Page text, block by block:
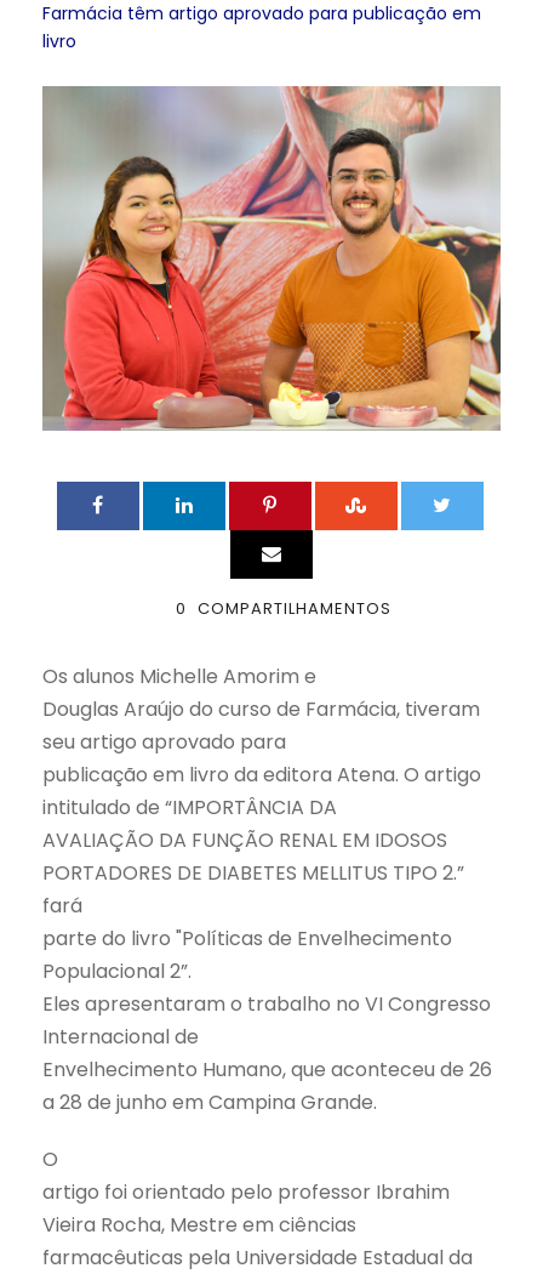
Farmácia têm artigo aprovado para publicação em
livro
0 COMPARTILHAMENTOS
Os alunos Michelle Amorim e
Douglas Araújo do curso de Farmácia, tiveram
seu artigo aprovado para
publicação em livro da editora Atena. O artigo
intitulado de “IMPORTÂNCIA DA
AVALIAÇÃO DA FUNÇÃO RENAL EM IDOSOS
PORTADORES DE DIABETES MELLITUS TIPO 2.”
fará
parte do livro "Políticas de Envelhecimento
Populacional 2”.
Eles apresentaram o trabalho no VI Congresso
Internacional de
Envelhecimento Humano, que aconteceu de 26
a 28 de junho em Campina Grande.
O
artigo foi orientado pelo professor Ibrahim
Vieira Rocha, Mestre em ciências
farmacêuticas pela Universidade Estadual da